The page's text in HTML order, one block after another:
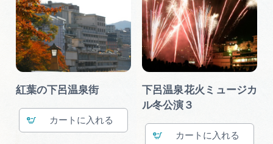
紅葉の下呂温泉街
カート
下呂温泉花火ミュージカ
ル冬公演３
カート